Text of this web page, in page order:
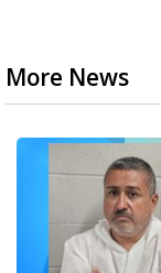
More News